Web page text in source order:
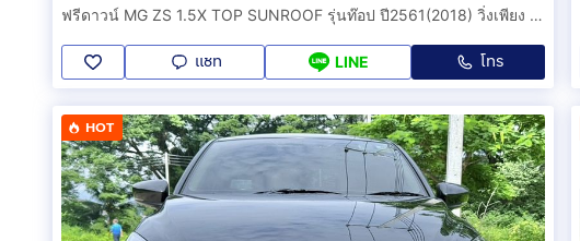
ฟรีดาวน์ MG ZS 1.5X TOP SUNROOF รุ่นท๊อป ปี2561(2018) วิ่งเพียง 80,000 กม. รถสวย สีขาว.
แชท LINE โทร
HOT